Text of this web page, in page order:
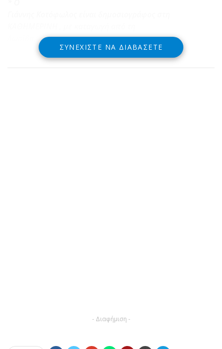
ΣΥΝΕΧΊΣΤΕ ΝΑ ΔΙΑΒΆΣΕΤΕ
- Διαφήμιση -